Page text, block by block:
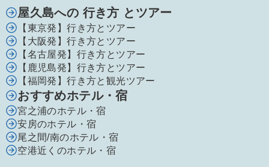
屋久島への 行き方 とツアー
【東京発】行き方とツアー
【大阪発】行き方とツアー
【名古屋発】行き方とツアー
【鹿児島発】行き方とツアー
【福岡発】行き方と観光ツアー
おすすめホテル・宿
宮之浦のホテル・宿
安房のホテル・宿
尾之間/南のホテル・宿
空港近くのホテル・宿